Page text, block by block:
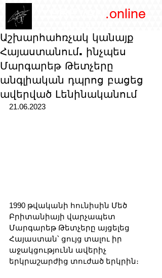
.online
Աշխարհահռչակ կանայք
Հայաստանում. ինչպես
Մարգարեթ Թետչերը
անգլիական դպրոց բացեց
ավերված Լենինականում
21.06.2023
1990 թվականի հունիսին Մեծ
Բրիտանիայի վարչապետ
Մարգարեթ Թետչերը այցելեց
Հայաստան՝ ցույց տալու իր
աջակցությունն ավերիչ
երկրաշարժից տուժած երկրին։